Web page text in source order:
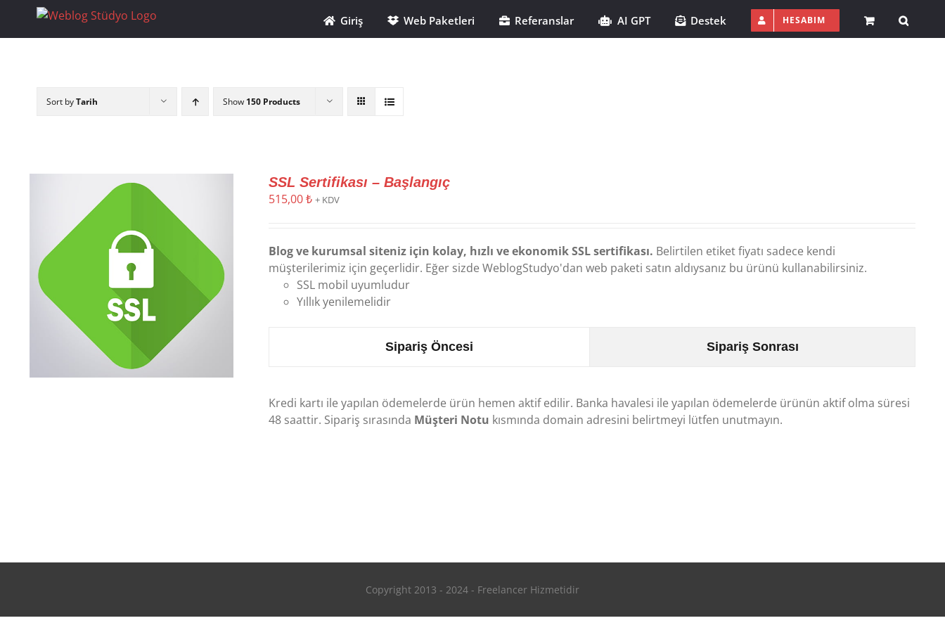
content
Giriş Web Paketleri Referanslar AI GPT Destek HESABIM
Sort byTarih Show 150 Products
SSL Sertifikası – Başlangıç
515,00₺ + KDV
Blog ve kurumsal siteniz için kolay, hızlı ve ekonomik SSL sertifikası. Belirtilen etiket fiyatı sadece kendi
müşterilerimiz için geçerlidir. Eğer sizde WeblogStudyo'dan web paketi satın aldıysanız bu ürünü kullanabilirsiniz.
SSL mobil uyumludur
Yıllık yenilemelidir
Sipariş Öncesi Sipariş Sonrası
Kredi kartı ile yapılan ödemelerde ürün hemen aktif edilir. Banka havalesi ile yapılan ödemelerde ürünün aktif olma süresi
48 saattir. Sipariş sırasında Müşteri Notu kısmında domain adresini belirtmeyi lütfen unutmayın.
Copyright 2013 - 2024 - Freelancer Hizmetidir